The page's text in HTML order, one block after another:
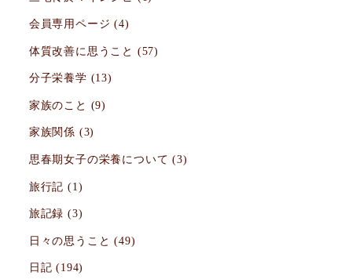
会員専用ページ (4)
体質改善に思うこと (57)
分子栄養学 (13)
家族のこと (9)
家族関係 (3)
思春期女子の栄養について (3)
旅行記 (1)
旅記録 (3)
日々の思うこと (49)
日記 (194)